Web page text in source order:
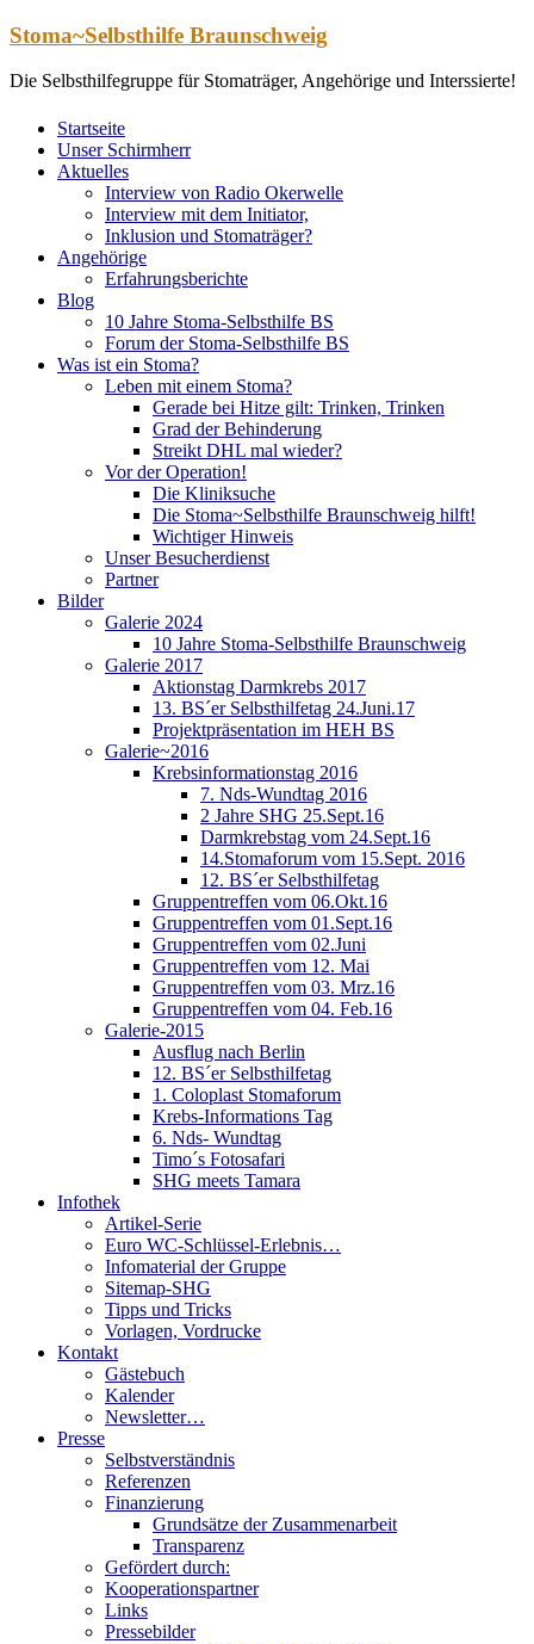
Zum
springen
Stoma~Selbsthilfe Braunschweig
Die Selbsthilfegruppe für Stomaträger, Angehörige und Interssierte!
Startseite
Unser Schirmherr
Aktuelles
Interview von Radio Okerwelle
Interview mit dem Initiator,
Inklusion und Stomaträger?
Angehörige
Erfahrungsberichte
Blog
10 Jahre Stoma-Selbsthilfe BS
Forum der Stoma-Selbsthilfe BS
Was ist ein Stoma?
Leben mit einem Stoma?
Gerade bei Hitze gilt: Trinken, Trinken
Grad der Behinderung
Streikt DHL mal wieder?
Vor der Operation!
Die Kliniksuche
Die Stoma~Selbsthilfe Braunschweig hilft!
Wichtiger Hinweis
Unser Besucherdienst
Partner
Bilder
Galerie 2024
10 Jahre Stoma-Selbsthilfe Braunschweig
Galerie 2017
Aktionstag Darmkrebs 2017
13. BS´er Selbsthilfetag 24.Juni.17
Projektpräsentation im HEH BS
Galerie~2016
Krebsinformationstag 2016
7. Nds-Wundtag 2016
2 Jahre SHG 25.Sept.16
Darmkrebstag vom 24.Sept.16
14.Stomaforum vom 15.Sept. 2016
12. BS´er Selbsthilfetag
Gruppentreffen vom 06.Okt.16
Gruppentreffen vom 01.Sept.16
Gruppentreffen vom 02.Juni
Gruppentreffen vom 12. Mai
Gruppentreffen vom 03. Mrz.16
Gruppentreffen vom 04. Feb.16
Galerie-2015
Ausflug nach Berlin
12. BS´er Selbsthilfetag
1. Coloplast Stomaforum
Krebs-Informations Tag
6. Nds- Wundtag
Timo´s Fotosafari
SHG meets Tamara
Infothek
Artikel-Serie
Euro WC-Schlüssel-Erlebnis…
Infomaterial der Gruppe
Sitemap-SHG
Tipps und Tricks
Vorlagen, Vordrucke
Kontakt
Gästebuch
Kalender
Newsletter…
Presse
Selbstverständnis
Referenzen
Finanzierung
Grundsätze der Zusammenarbeit
Transparenz
Gefördert durch:
Kooperationspartner
Links
Pressebilder